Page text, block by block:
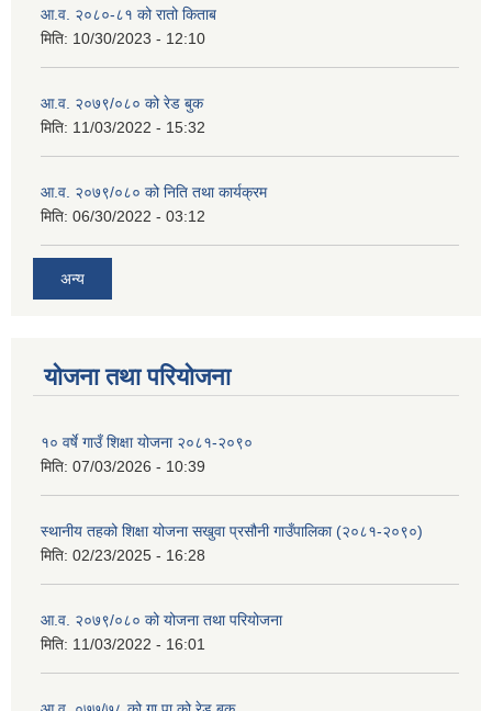
आ.व. २०८०-८१ को रातो किताब
मिति: 10/30/2023 - 12:10
आ.व. २०७९/०८० को रेड बुक
मिति: 11/03/2022 - 15:32
आ.व. २०७९/०८० को निति तथा कार्यक्रम
मिति: 06/30/2022 - 03:12
अन्य
योजना तथा परियोजना
१० वर्षे गाउँ शिक्षा योजना २०८१-२०९०
मिति: 07/03/2026 - 10:39
स्थानीय तहको शिक्षा योजना सखुवा प्रसौनी गाउँपालिका (२०८१-२०९०)
मिति: 02/23/2025 - 16:28
आ.व. २०७९/०८० को योजना तथा परियोजना
मिति: 11/03/2022 - 16:01